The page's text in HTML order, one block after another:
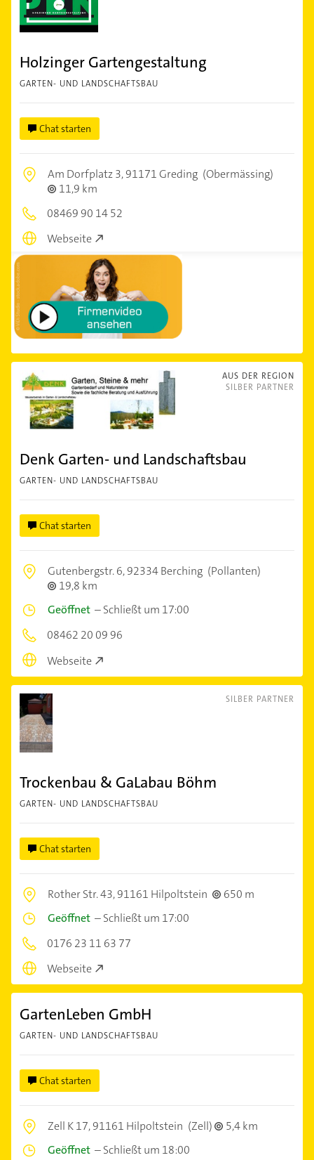
Holzinger Gartengestaltung
GARTEN- UND LANDSCHAFTSBAU
Chat starten
Am Dorfplatz 3,91171 Greding (Obermässing)
11,9 km
08469 90 14 52
Webseite
AUS DER REGION
SILBER PARTNER
Denk Garten- und Landschaftsbau
GARTEN- UND LANDSCHAFTSBAU
Chat starten
Gutenbergstr. 6,92334 Berching (Pollanten)
19,8 km
Geöffnet –Schließt um 17:00
08462 20 09 96
Webseite
SILBER PARTNER
Trockenbau & GaLabau Böhm
GARTEN- UND LANDSCHAFTSBAU
Chat starten
Rother Str. 43,91161 Hilpoltstein
650 m
Geöffnet –Schließt um 17:00
0176 23 11 63 77
Webseite
GartenLeben GmbH
GARTEN- UND LANDSCHAFTSBAU
Chat starten
Zell K 17,91161 Hilpoltstein (Zell)
5,4 km
Geöffnet –Schließt um 18:00